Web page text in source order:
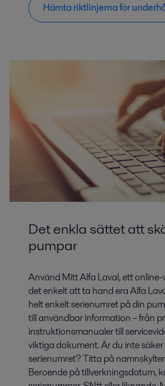
Hämta riktlinjerna för
Det enkla sättet att
pumpar
Använd Mitt Alfa Laval, ett
det enkelt att ta hand era Alfa
helt enkelt serienumret på din
till användbar information – från
instruktionsmanualer till
viktiga dokument. Är du inte
serienumret? Titta på
Beroende på tillverkningsdatum,